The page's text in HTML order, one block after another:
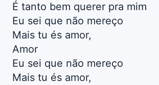
É tanto bem querer pra mim
Eu sei que não mereço
Mais tu és amor,
Amor
Eu sei que não mereço
Mais tu és amor,